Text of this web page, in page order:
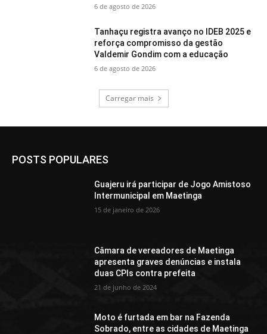
6 de agosto de 2026
Tanhaçu registra avanço no IDEB 2025 e
reforça compromisso da gestão
Valdemir Gondim com a educação
6 de agosto de 2026
Carregar mais
POSTS POPULARES
Guajeru irá participar de Jogo Amistoso
Intermunicipal em Maetinga
15 de janeiro de 2026
Câmara de vereadores de Maetinga
apresenta graves denúncias e instala
duas CPIs contra prefeita
21 de junho de 2024
Moto é furtada em bar na Fazenda
Sobrado, entre as cidades de Maetinga